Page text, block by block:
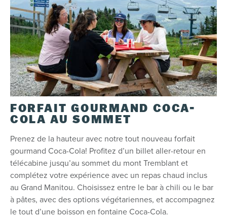
FORFAIT GOURMAND COCA-
COLA AU SOMMET
Prenez de la hauteur avec notre tout nouveau forfait
gourmand Coca-Cola! Profitez d’un billet aller-retour en
télécabine jusqu’au sommet du mont Tremblant et
complétez votre expérience avec un repas chaud inclus
au Grand Manitou. Choisissez entre le bar à chili ou le bar
à pâtes, avec des options végétariennes, et accompagnez
le tout d’une boisson en fontaine Coca-Cola.